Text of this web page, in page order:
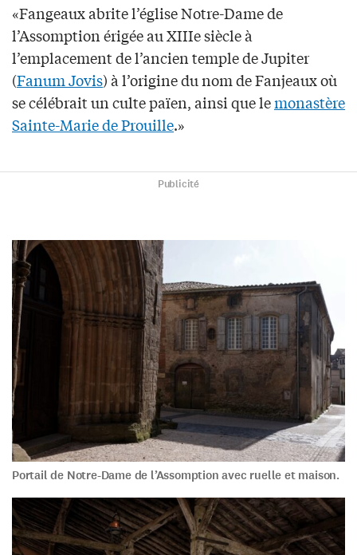
«Fangeaux abrite l’église Notre-Dame de
l’Assomption érigée au XIIIe siècle à
l’emplacement de l’ancien temple de Jupiter
(Fanum Jovis) à l’origine du nom de Fanjeaux où
se célébrait un culte païen, ainsi que lemonastère
Sainte-Marie de Prouille.»
Publicité
Portail de Notre-Dame de l’Assomption avec ruelle et maison.